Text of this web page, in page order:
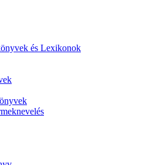
és Lexikonok